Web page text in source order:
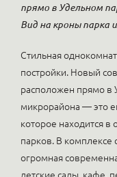
прямо в Удельном
Вид на кроны парка
Стильная
постройки. Новый
расположен прямо в
микрорайона — это
которое находится в
парков. В комплексе
огромная